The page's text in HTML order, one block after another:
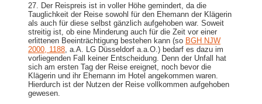
27. Der Reispreis ist in voller Höhe gemindert, da die
Tauglichkeit der Reise sowohl für den Ehemann der Klägerin
als auch für diese selbst gänzlich aufgehoben war. Soweit
streitig ist, ob eine Minderung auch für die Zeit vor einer
erlittenen Beeinträchtigung bestehen kann (so BGH NJW
2000, 1188 , a.A. LG Düsseldorf a.a.O.) bedarf es dazu im
vorliegenden Fall keiner Entscheidung. Denn der Unfall hat
sich am ersten Tag der Reise ereignet, noch bevor die
Klägerin und ihr Ehemann im Hotel angekommen waren.
Hierdurch ist der Nutzen der Reise vollkommen aufgehoben
gewesen.